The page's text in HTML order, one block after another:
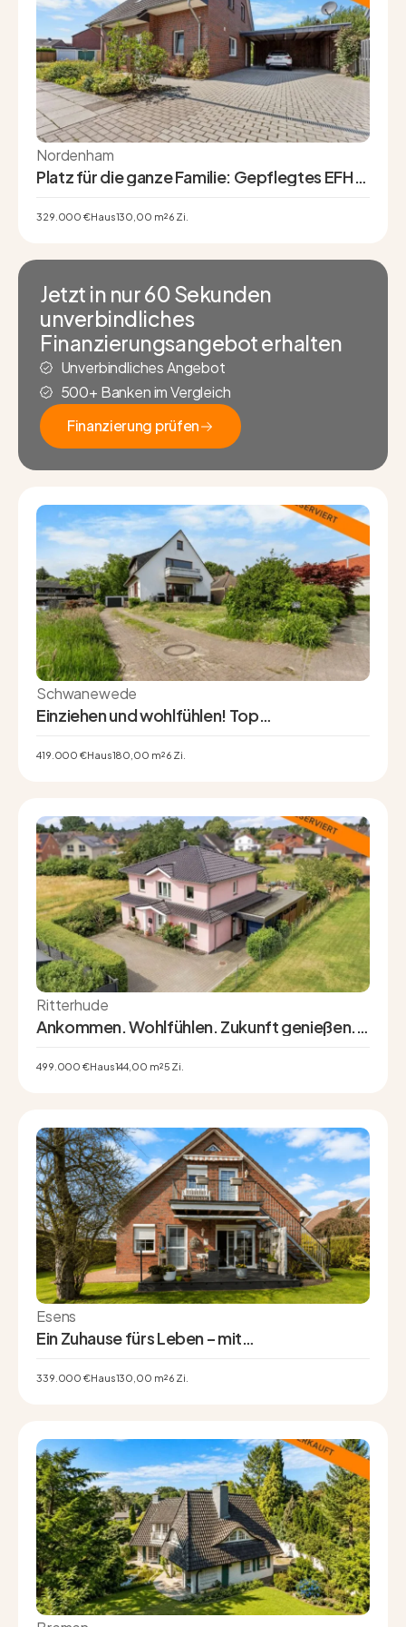
Nordenham
Platz für die ganze Familie: Gepflegtes EFH
Nordenham
329.000 €Haus130,00 m²6 Zi.
Jetzt in nur 60 Sekunden
unverbindliches
Finanzierungsangebot erhalten
Unverbindliches Angebot
500+ Banken im Vergleich
Finanzierung prüfen
Schwanewede
Einziehen und wohlfühlen! Top
& zwei Garagen
419.000 €Haus180,00 m²6 Zi.
Ritterhude
Ankommen. Wohlfühlen. Zukunft genießen. –
Sonnenlage
499.000 €Haus144,00 m²5 Zi.
Esens
Ein Zuhause fürs Leben – mit
neue Möglichkeiten
339.000 €Haus130,00 m²6 Zi.